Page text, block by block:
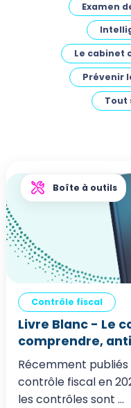
Examen
Le cabinet
Prévenir
Tout
Boîte à outils
Contrôle fiscal
Livre Blanc - Le
comprendre,
Récemment publiés
contrôle fiscal en
les contrôles sont ...